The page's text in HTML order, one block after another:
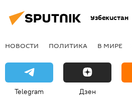
Узбекистан
НОВОСТИ ПОЛИТИКА В МИРЕ
Telegram Дзен